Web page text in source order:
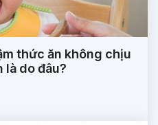
thức ăn không chịu
là do đâu?